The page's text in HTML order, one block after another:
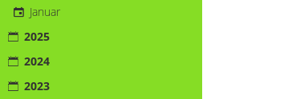
Januar
2025
2024
2023